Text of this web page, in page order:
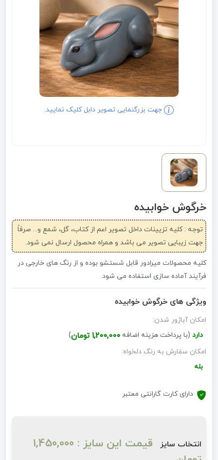
جهت بزرگنمایی تصویر دابل کلیک نمایید.
خرگوش خوابیده
توجه : کلیه تزیینات داخل تصویر اعم از کتاب، گل، شمع و... صرفاً
جهت زیبایی تصویر می باشد و همراه محصول ارسال نمی شود.
کلیه محصولات میرادور قابل شستشو بوده و از رنگ های خارجی در
فرآیند آماده سازی استفاده می شود.
ویژگی های خرگوش خوابیده
امکان آباژور شدن:
دارد (با پرداخت هزینه اضافه 1,200,000 تومان
)
امکان سفارش به رنگ دلخواه:
بله
دارای کارت گارانتی معتبر
انتخاب سایز
قیمت این سایز : 1,450,000